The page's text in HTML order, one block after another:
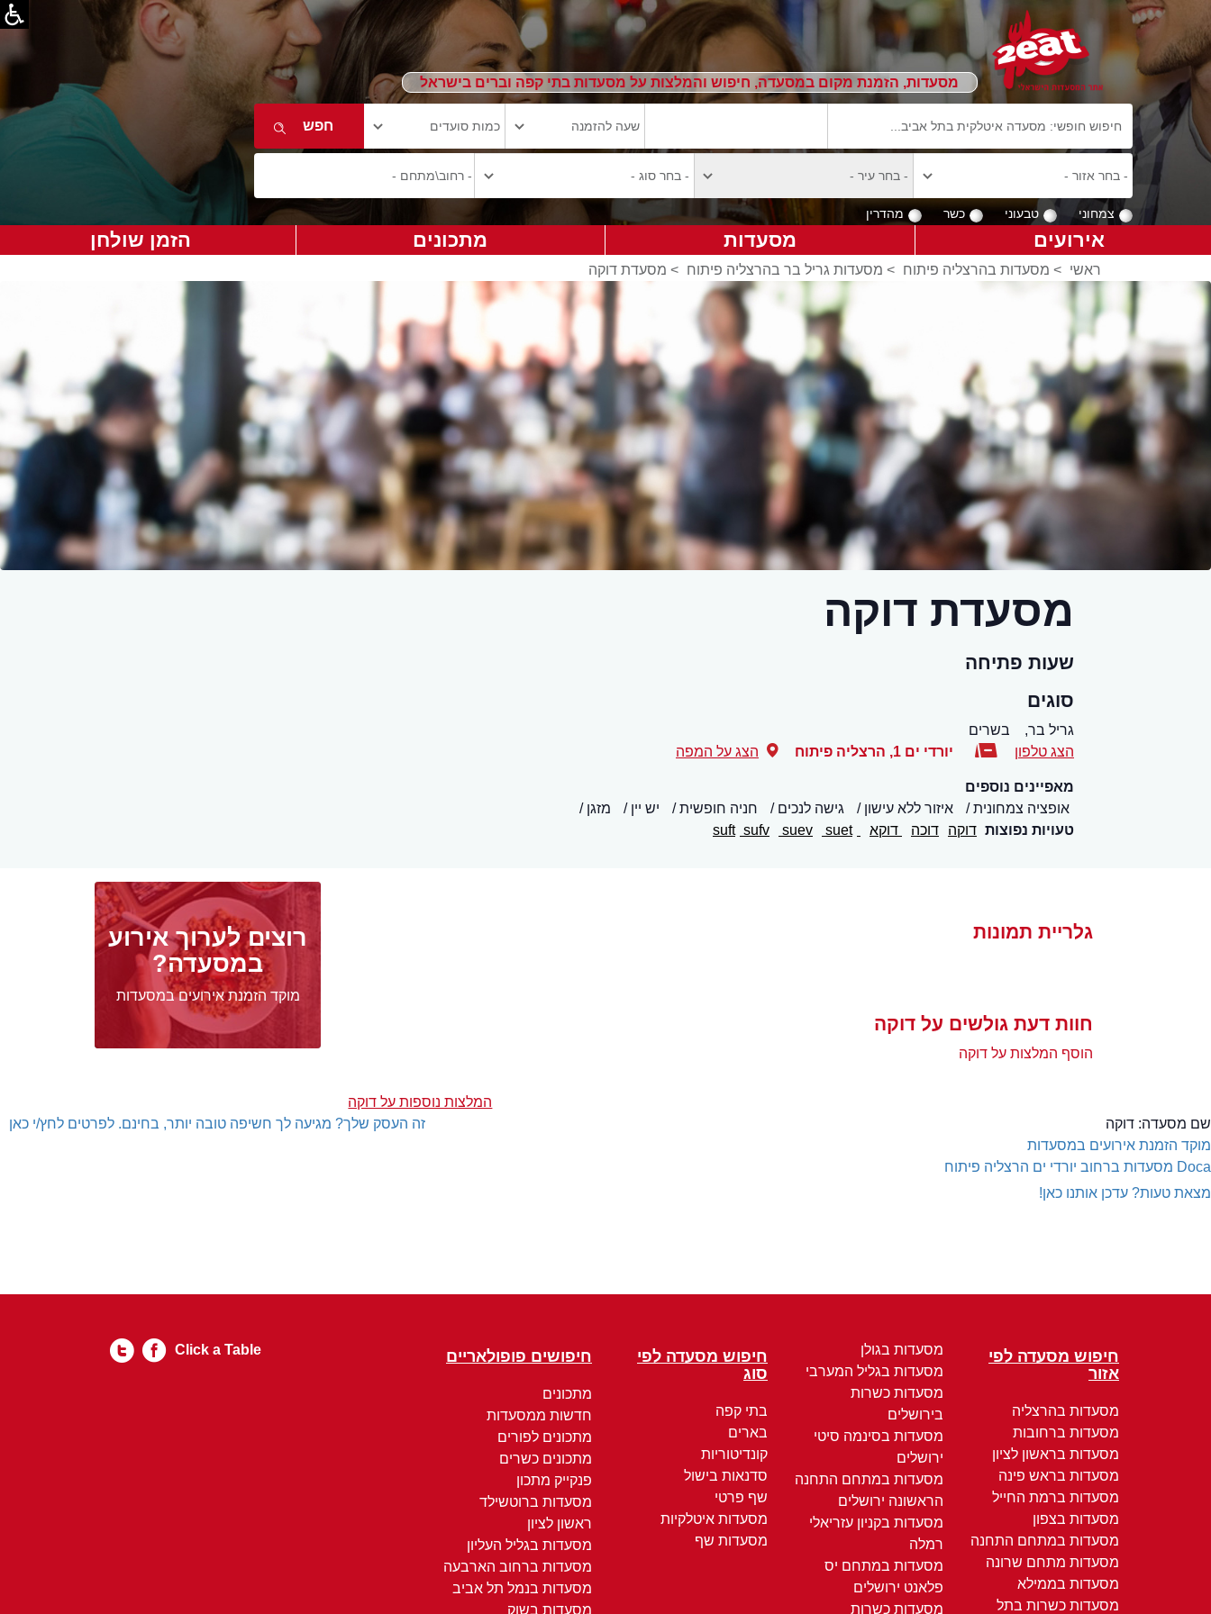
מסעדות, הזמנת מקום במסעדה, חיפוש והמלצות על מסעדות בתי קפה וברים בישראל
צמחוני טבעוני כשר מהדרין
אירועים מסעדות מתכונים הזמן שולחן
ראשי > מסעדות בהרצליה פיתוח > מסעדות גריל בר בהרצליה פיתוח > מסעדת דוקה
מסעדת דוקה
שעות פתיחה
סוגים
גריל בר,
בשרים
הצג טלפון
יורדי ים 1 , הרצליה פיתוח הצג על המפה
מאפיינים נוספים
אופציה צמחונית
איזור ללא עישון גישה לנכים חניה חופשית יש יין
מזגן
טעויות נפוצות דוקה דוכה דוקא sufv suev suet
גלריית תמונות
חוות דעת גולשים על דוקה
הוסף המלצות על דוקה
המלצות נוספות על דוקה
רוצים לערוך אירוע
במסעדה?
מוקד הזמנת אירועים במסעדות
זה העסק שלך? מגיעה לך חשיפה טובה יותר, בחינם. לפרטים לחץ/י כאן שם מסעדה: דוקה
מוקד הזמנת אירועים במסעדות
Doca מסעדות ברחוב יורדי ים הרצליה פיתוח
מצאת טעות? עדכן אותנו כאן!
חיפוש מסעדה לפי
אזור
מסעדות בהרצליה
מסעדות ברחובות
מסעדות בראשון לציון
מסעדות בראש פינה
מסעדות ברמת החייל
מסעדות בצפון
מסעדות במתחם התחנה
מסעדות מתחם שרונה
מסעדות בממילא
מסעדות כשרות בתל
מסעדות בגולן
מסעדות בגליל המערבי
מסעדות כשרות
בירושלים
מסעדות בסינמה סיטי
ירושלים
מסעדות במתחם התחנה
הראשונה ירושלים
מסעדות בקניון עזריאלי
רמלה
מסעדות במתחם יס
פלאנט ירושלים
מסעדות כשרות
חיפוש מסעדה לפי
סוג
בתי קפה
בארים
קונדיטוריות
סדנאות בישול
שף פרטי
מסעדות איטלקיות
מסעדות שף
חיפושים פופולאריים
מתכונים
חדשות ממסעדות
מתכונים לפורים
מתכונים כשרים
פנקייק מתכון
מסעדות ברוטשילד
ראשון לציון
מסעדות בגליל העליון
מסעדות ברחוב הארבעה
מסעדות בנמל תל אביב
מסעדות בשוק
Click a Table